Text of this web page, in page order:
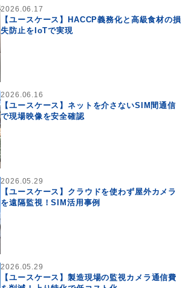
2026.06.17
【ユースケース】HACCP義務化と高級食材の損
失防止をIoTで実現
2026.06.16
【ユースケース】ネットを介さないSIM間通信
で現場映像を安全確認
2026.05.29
【ユースケース】クラウドを使わず屋外カメラ
を遠隔監視！SIM活用事例
2026.05.29
【ユースケース】製造現場の監視カメラ通信費